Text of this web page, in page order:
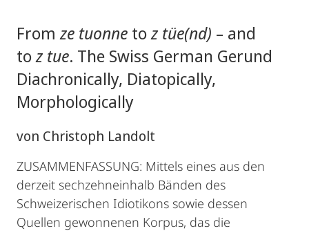
Fromze tuonne toz tüe(nd) – and
toz tue. The Swiss German Gerund
Diachronically, Diatopically,
Morphologically
von Christoph Landolt
ZUSAMMENFASSUNG: Mittels eines aus den
derzeit sechzehneinhalb Bänden des
Schweizerischen Idiotikons sowie dessen
Quellen gewonnenen Korpus, das die